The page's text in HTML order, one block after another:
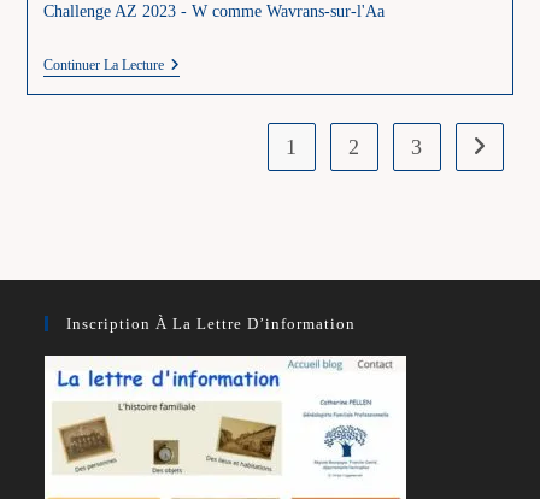
Challenge AZ 2023 - W comme Wavrans-sur-l'Aa
Continuer La LectureW
1 2 3 Aller à la
Inscription À La Lettre D’information